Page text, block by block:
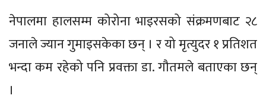
नेपालमा हालसम्म कोरोना भाइरसको संक्रमणबाट २८
जनाले ज्यान गुमाइसकेका छन् । र यो मृत्युदर १ प्रतिशत
भन्दा कम रहेको पनि प्रवक्ता डा. गौतमले बताएका छन्
।